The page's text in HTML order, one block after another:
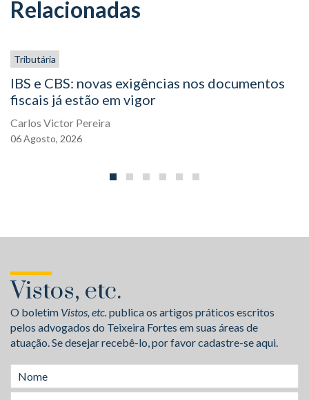
Relacionadas
Tributária
IBS e CBS: novas exigências nos documentos
fiscais já estão em vigor
Carlos Victor Pereira
06Agosto, 2026
Vistos, etc.
O boletim Vistos, etc.publica os artigos práticos escritos
pelos advogados do Teixeira Fortes em suas áreas de
atuação. Se desejar recebê-lo, por favor cadastre-se aqui.